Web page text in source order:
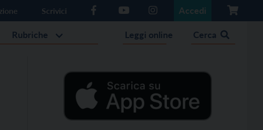
Scrivici Accedi
Rubriche Leggi online Cerca